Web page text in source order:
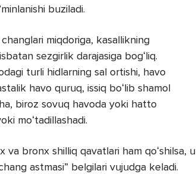
buziladi.
miqdoriga, kasallikning
sezgirlik darajasiga bogʻliq.
turli hidlarning sal ortishi, havo
havo quruq, issiq boʻlib shamol
biroz sovuq havoda yoki hatto
moʻtadillashadi.
bronx shilliq qavatlari ham qoʻshilsa, u
astmasi” belgilari vujudga keladi.